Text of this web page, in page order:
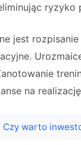
ryzyko
jest rozpisanie
na
Czy warto